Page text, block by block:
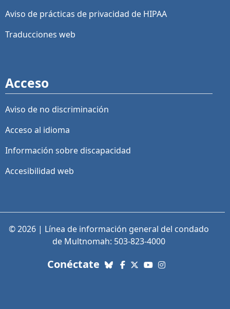
Aviso de prácticas de privacidad de HIPAA
Traducciones web
Acceso
Aviso de no discriminación
Acceso al idioma
Información sobre discapacidad
Accesibilidad web
© 2026 | Línea de información general del condado
de Multnomah: 503-823-4000
Conéctate con nosotros. Enlaces a
Bluesky
Facebook
X (Twitter)
YouTube
Instagram